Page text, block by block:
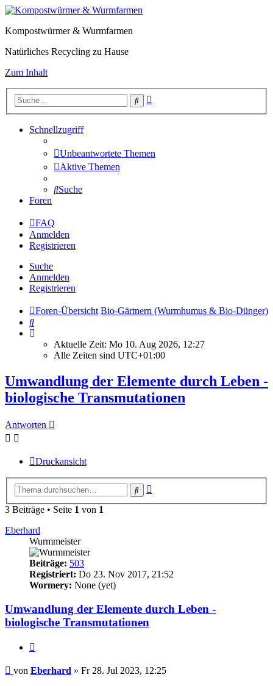
Kompostwürmer & Wurmfarmen
Natürliches Recycling zu Hause
Zum Inhalt
Suche
Schnellzugriff
Unbeantwortete Themen
Aktive Themen
Suche
Foren
FAQ
Anmelden
Registrieren
Suche
Anmelden
Registrieren
Foren-Übersicht Bio-Gärtnern (Wurmhumus & Bio-Dünger)
Suche
Aktuelle Zeit: Mo 10. Aug 2026, 12:27
Alle Zeiten sind UTC+01:00
Umwandlung der Elemente durch Leben -
biologische Transmutationen
Antworten
Druckansicht
Suche
3 Beiträge • Seite 1 von 1
Eberhard
Wurmmeister
Beiträge: 503
Registriert: Do 23. Nov 2017, 21:52
Wormery: None (yet)
Umwandlung der Elemente durch Leben -
biologische Transmutationen
Beitrag
von Eberhard » Fr 28. Jul 2023, 12:25